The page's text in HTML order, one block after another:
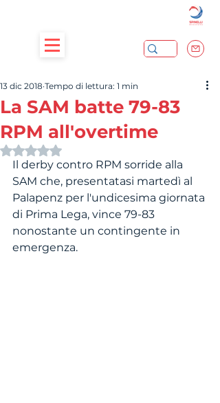
La SAM batte 79-83
RPM all'overtime
13 dic 2018 Tempo di lettura: 1 min
Valutazione NaN stelle su 5.
Il derby contro RPM sorride alla
SAM che, presentatasi martedì al
Palapenz per l'undicesima giornata
di Prima Lega, vince 79-83
nonostante un contingente in
emergenza.